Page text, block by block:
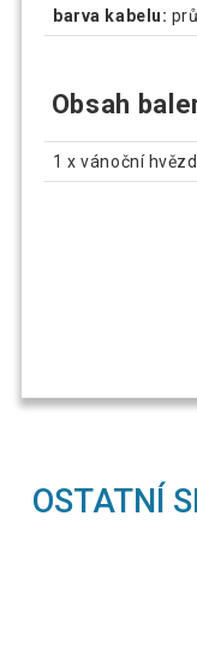
barva kabelu:
Obsah
1 x vánoční
OSTATNÍ